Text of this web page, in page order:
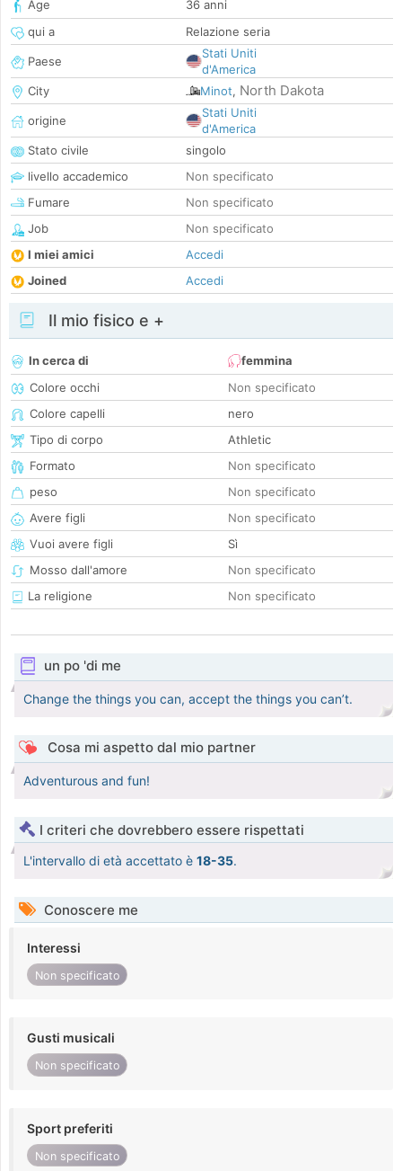
Age
36 anni
qui a
Relazione seria
Paese
Stati Uniti
d'America
City
Minot, North Dakota
origine
Stati Uniti
d'America
Stato civile
singolo
livello accademico
Non specificato
Fumare
Non specificato
Job
Non specificato
I miei amici
Accedi
Joined
Accedi
Il mio fisico e +
In cerca di
femmina
Colore occhi
Non specificato
Colore capelli
nero
Tipo di corpo
Athletic
Formato
Non specificato
peso
Non specificato
Avere figli
Non specificato
Vuoi avere figli
Sì
Mosso dall'amore
Non specificato
La religione
Non specificato
un po 'di me
Change the things you can, accept the things you can’t.
Cosa mi aspetto dal mio partner
Adventurous and fun!
I criteri che dovrebbero essere rispettati
L'intervallo di età accettato è 18-35.
Conoscere me
Interessi
Non specificato
Gusti musicali
Non specificato
Sport preferiti
Non specificato